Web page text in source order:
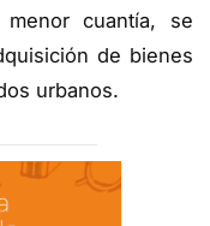
cuantía, se
de bienes
urbanos.